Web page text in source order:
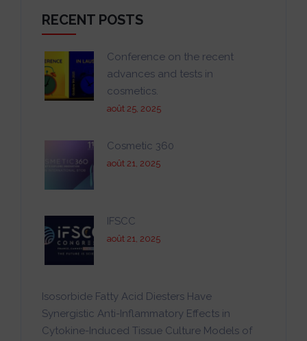
RECENT POSTS
Conference on the recent
advances and tests in
cosmetics.
août 25, 2025
Cosmetic 360
août 21, 2025
IFSCC
août 21, 2025
Isosorbide Fatty Acid Diesters Have
Synergistic Anti-Inflammatory Effects in
Cytokine-Induced Tissue Culture Models of